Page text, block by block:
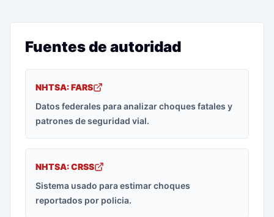
Fuentes de autoridad
NHTSA: FARS
Datos federales para analizar choques fatales y
patrones de seguridad vial.
NHTSA: CRSS
Sistema usado para estimar choques
reportados por policia.